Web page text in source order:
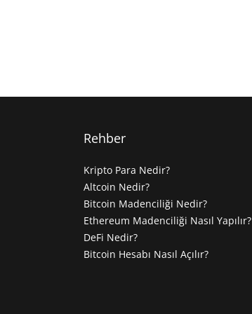
Rehber
Kripto Para Nedir?
Altcoin Nedir?
Bitcoin Madenciliği Nedir?
Ethereum Madenciliği Nasıl Yapılır?
DeFi Nedir?
Bitcoin Hesabı Nasıl Açılır?